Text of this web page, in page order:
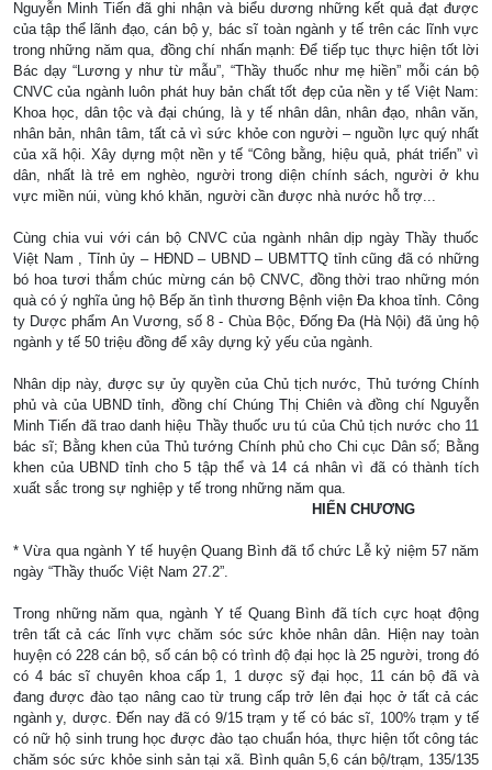
Nguyễn Minh Tiến đã ghi nhận và biểu dương những kết quả đạt được
của tập thể lãnh đạo, cán bộ y, bác sĩ toàn ngành y tế trên các lĩnh vực
trong những năm qua, đồng chí nhấn mạnh: Để tiếp tục thực hiện tốt lời
Bác dạy “Lương y như từ mẫu”, “Thầy thuốc như mẹ hiền” mỗi cán bộ
CNVC của ngành luôn phát huy bản chất tốt đẹp của nền y tế Việt Nam:
Khoa học, dân tộc và đại chúng, là y tế nhân dân, nhân đạo, nhân văn,
nhân bản, nhân tâm, tất cả vì sức khỏe con người – nguồn lực quý nhất
của xã hội. Xây dựng một nền y tế “Công bằng, hiệu quả, phát triển” vì
dân, nhất là trẻ em nghèo, người trong diện chính sách, người ở khu
vực miền núi, vùng khó khăn, người cần được nhà nước hỗ trợ...
Cùng chia vui với cán bộ CNVC của ngành nhân dịp ngày Thầy thuốc
Việt Nam
, Tỉnh ủy – HĐND – UBND – UBMTTQ tỉnh cũng đã có những
bó hoa tươi thắm chúc mừng cán bộ CNVC, đồng thời trao những món
quà có ý nghĩa ủng hộ Bếp ăn tình thương Bệnh viện Đa khoa tỉnh. Công
ty Dược phẩm An Vương, số 8 - Chùa Bộc, Đống Đa (Hà Nội) đã ủng hộ
ngành y tế 50 triệu đồng để xây dựng kỷ yếu của ngành.
Nhân dịp này, được sự ủy quyền của Chủ tịch nước, Thủ tướng Chính
phủ và của UBND tỉnh, đồng chí Chúng Thị Chiên và đồng chí Nguyễn
Minh Tiến đã trao danh hiệu Thầy thuốc ưu tú của Chủ tịch nước cho 11
bác sĩ; Bằng khen của Thủ tướng Chính phủ cho Chi cục Dân số; Bằng
khen của UBND tỉnh cho 5 tập thể và 14 cá nhân vì đã có thành tích
xuất sắc trong sự nghiệp y tế trong những năm qua.
HIẾN CHƯƠNG
* Vừa qua ngành Y tế huyện Quang Bình đã tổ chức Lễ kỷ niệm 57 năm
ngày “Thầy thuốc Việt Nam 27.2”.
Trong những năm qua, ngành Y tế Quang Bình đã tích cực hoạt động
trên tất cả các lĩnh vực chăm sóc sức khỏe nhân dân. Hiện nay toàn
huyện có 228 cán bộ, số cán bộ có trình độ đại học là 25 người, trong đó
có 4 bác sĩ chuyên khoa cấp 1, 1 dược sỹ đại học, 11 cán bộ đã và
đang được đào tạo nâng cao từ trung cấp trở lên đại học ở tất cả các
ngành y, dược. Đến nay đã có 9/15 trạm y tế có bác sĩ, 100% trạm y tế
có nữ hộ sinh trung học được đào tạo chuẩn hóa, thực hiện tốt công tác
chăm sóc sức khỏe sinh sản tại xã. Bình quân 5,6 cán bộ/trạm, 135/135